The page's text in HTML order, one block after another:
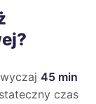
45 min
czas